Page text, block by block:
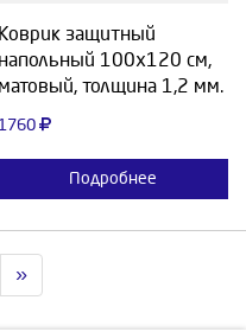
Коврик защитный
напольный 100х120 см,
матовый, толщина 1,2 мм.
1760
Подробнее
»